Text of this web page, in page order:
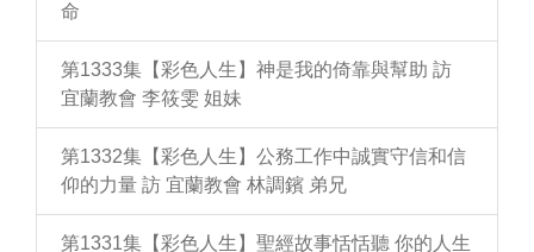
命
第1333集【彩色人生】神是我的倚靠與幫助 訪
宜蘭教會 李筱雯 姐妹
第1332集【彩色人生】公務工作中誠實守信和信
仰的力量 訪 宜蘭教會 林調鑌 弟兄
第1331集【彩色人生】聖經故事恬恬聽 你的人生